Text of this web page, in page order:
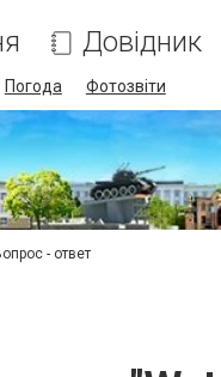
Довідник
Погода Фотозвіти
- ответ